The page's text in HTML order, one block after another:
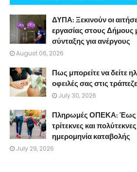
ΔΥΠΑ: Ξεκινούν οι
εργασίας στους Δήμους
σύνταξης για ανέργους
August 06, 2026
Πως μπορείτε να δείτε
οφειλές σας στις
July 30, 2026
Πληρωμές ΟΠΕΚΑ: Έως
τρίτεκνες και
ημερομηνία καταβολής
July 29, 2026